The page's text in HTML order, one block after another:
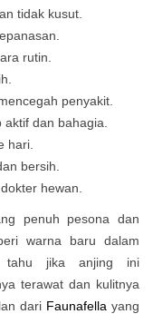
tidak kusut.
rutin.
penyakit.
dan bahagia.
hari.
bersih.
hewan.
penuh pesona dan
warna baru dalam
tahu jika anjing ini
terawat dan kulitnya
dari Faunafella yang